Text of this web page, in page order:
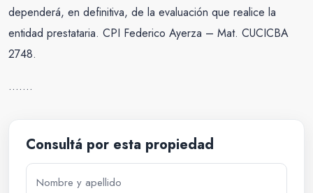
dependerá, en definitiva, de la evaluación que realice la
entidad prestataria. CPI Federico Ayerza – Mat. CUCICBA
2748.
…….
Consultá por esta propiedad